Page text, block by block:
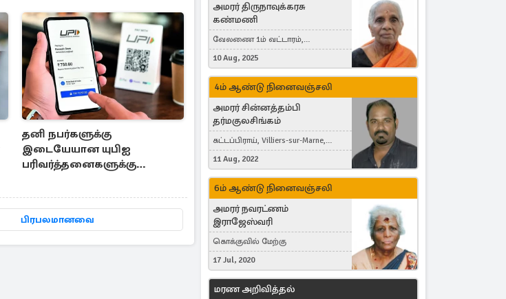
தனி நபர்களுக்கு
இடையேயான யுபிஐ
பரிவர்த்தனைகளுக்கு
பிரபலமானவை
அமரர் திருநாவுக்கரசு
கண்மணி
வேலணை 1ம் வட்டாரம்,
மண்கும்பான் மேற்கு, Liestal,
Switzerland
10 Aug, 2025
4ம் ஆண்டு நினைவஞ்சலி
அமரர் சின்னத்தம்பி
தர்மகுலசிங்கம்
கட்டப்பிராய், Villiers-sur-Marne,
France
11 Aug, 2022
6ம் ஆண்டு நினைவஞ்சலி
அமரர் நவரட்ணம்
இராஜேஸ்வரி
கொக்குவில் மேற்கு
17 Jul, 2020
மரண அறிவித்தல்